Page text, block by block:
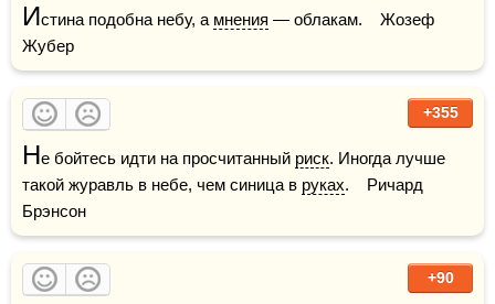
Истина подобна небу, а мнения — облакам.    Жозеф
Жубер
+355
Не бойтесь идти на просчитанный риск. Иногда лучше
такой журавль в небе, чем синица в руках.    Ричард
Брэнсон
+90